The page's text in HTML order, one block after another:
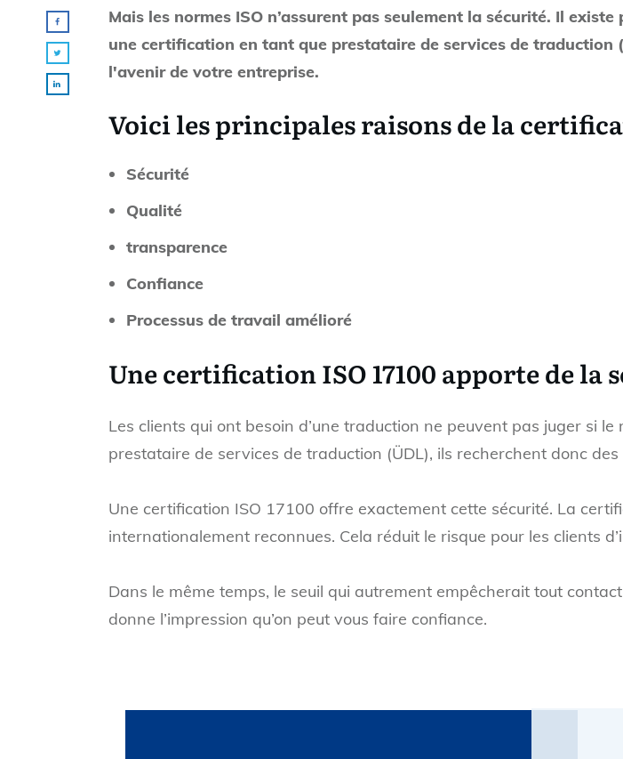
Mais les normes ISO n’assurent pas seulement la sécurité. Il
une certification en tant que prestataire de services de traduction
l'avenir de votre entreprise.
Voici les principales raisons de la
Sécurité
Qualité
transparence
Confiance
Processus de travail amélioré
Une certification ISO 17100 apporte de la
Les clients qui ont besoin d’une traduction ne peuvent pas juger si
prestataire de services de traduction (ÜDL), ils recherchent donc
Une certification ISO 17100 offre exactement cette sécurité. La
internationalement reconnues. Cela réduit le risque pour les clients
Dans le même temps, le seuil qui autrement empêcherait tout
donne l’impression qu’on peut vous faire confiance.